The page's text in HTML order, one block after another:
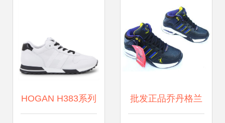
HOGAN H383系列 批发正品乔丹格兰